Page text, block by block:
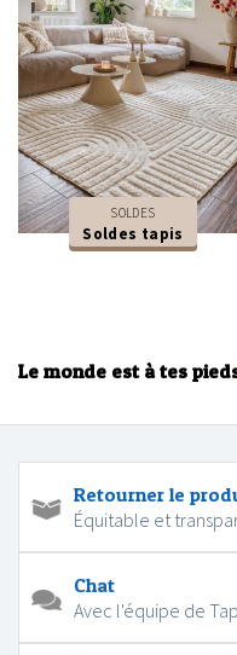
SOLDES
Soldes tapis
Le monde est à tes
Retourner le
Équitable et
Chat
Avec l'équipe de